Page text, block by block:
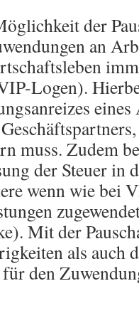
der
an
Logen).
muss. Zudem
der Steuer in
wenn wie bei
Mit der
als auch
den